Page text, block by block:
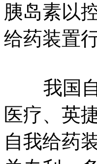
胰岛素以
给药装置
我国自
医疗、英
自我给药